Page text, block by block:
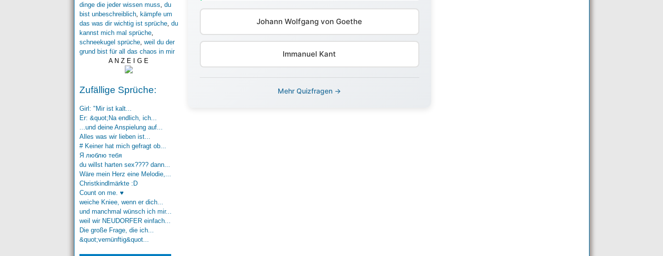
dinge die jeder wissen muss, du
bist unbeschreiblich, kämpfe um
das was dir wichtig ist sprüche, du
kannst mich mal sprüche,
schneekugel sprüche, weil du der
grund bist für all das chaos in mir
A N Z E I G E
Zufällige Sprüche:
Girl: "Mir ist kalt...
Er: &quot;Na endlich, ich...
...und deine Anspielung auf...
Alles was wir lieben ist...
# Keiner hat mich gefragt ob...
Я люблю тебя
du willst harten sex???? dann...
Wäre mein Herz eine Melodie,...
Christkindlmärkte :D
Count on me. ♥
weiche Kniee, wenn er dich...
und manchmal wünsch ich mir...
weil wir NEUDORFER einfach...
Die große Frage, die ich...
&quot;vernünftig&quot...
Johann Wolfgang von Goethe
Immanuel Kant
Mehr Quizfragen →